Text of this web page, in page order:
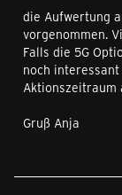
die Aufwertung
vorgenommen.
Falls die 5G
noch
Aktionszeitraum
Gruß Anja